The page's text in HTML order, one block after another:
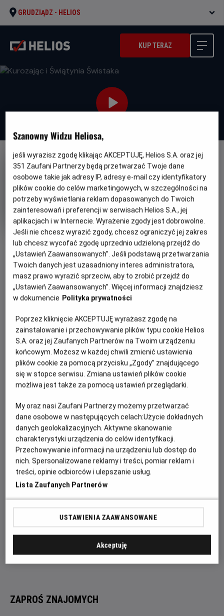
GRUDZIĄDZ - HELIOS
KUP TERAZ
DUBBING
OBSERWUJ
Kurozając i Świątynia Świstaka
Oryginalny
tytuł
Hopper et le secret de la marmotte
Animowany
Minimalny
wiek
Od 7 lat
Czas
trwania
88 min
Kraj
i
rok
produkcji
Francja (2025)
OCENA HELIOS
6.7
PREMIERA
15 maja 2026
Benjamin Mousquet Dave Collard
WIĘCEJ SZCZEGÓŁÓW
Gdy wyjątkowy pół kurczak, pół zając odkrywa, że nie jest
sam i ma siostrę, a cały gatunek kurozająców potrzebuje
ratunku, wyrusza w ryzykowną podróż do legendarnej
Świątyni Świstaka. Tylko ukryta tam moc może odmienić
ich los. Przed nim niebezpieczna droga, przeciwnicy gotowi
odwagi. Na szczęście nie jest sam: towarzyszą mu wierni
przyjaciele – nieco sarkastyczny żółw i przebojowa
skunksica. To pełna przygód i humoru opowieść o rodzinie,
przyjaźni i sile bycia sobą
ZAPROŚ ZNAJOMYCH
Szanowny Widzu Heliosa,
jeśli wyrazisz zgodę klikając AKCEPTUJĘ, Helios S.A. oraz jej
351 Zaufani Partnerzy będą przetwarzać Twoje dane
osobowe takie jak adresy IP, adresy e-mail czy identyfikatory
plików cookie do celów marketingowych, w szczególności na
potrzeby wyświetlania reklam dopasowanych do Twoich
zainteresowań i preferencji w serwisach Helios S.A., jej
aplikacjach i w Internecie. Wyrażenie zgody jest dobrowolne.
Jeśli nie chcesz wyrazić zgody, chcesz ograniczyć jej zakres
lub chcesz wycofać zgodę uprzednio udzieloną przejdź do
„Ustawień Zaawansowanych”. Jeśli podstawą przetwarzania
Twoich danych jest uzasadniony interes administratora,
masz prawo wyrazić sprzeciw, aby to zrobić przejdź do
„Ustawień Zaawansowanych”. Więcej informacji znajdziesz
w dokumencie Polityka prywatności
Poprzez kliknięcie AKCEPTUJĘ wyrażasz zgodę na
zainstalowanie i przechowywanie plików typu cookie Helios
S.A. oraz jej Zaufanych Partnerów na Twoim urządzeniu
końcowym. Możesz w każdej chwili zmienić ustawienia
plików cookie za pomocą przycisku „Zgody” znajdującego
się w stopce serwisu. Zmiana ustawień plików cookie
możliwa jest także za pomocą ustawień przeglądarki.
My oraz nasi Zaufani Partnerzy możemy przetwarzać
dane osobowe w następujących celach:Użycie dokładnych
danych geolokalizacyjnych. Aktywne skanowanie
charakterystyki urządzenia do celów identyfikacji.
Przechowywanie informacji na urządzeniu lub dostęp do
nich. Spersonalizowane reklamy i treści, pomiar reklam i
treści, opinie odbiorców i ulepszanie usług.
Lista Zaufanych Partnerów
USTAWIENIA ZAAWANSOWANE
Akceptuję